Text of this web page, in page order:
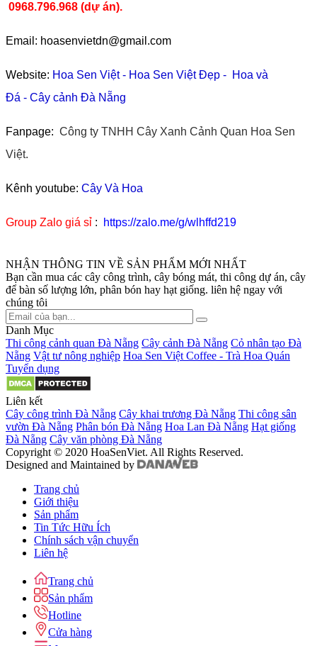
0968.796.968 (dự án).
Email: hoasenvietdn@gmail.com
Website: Hoa Sen Việt- Hoa Sen Việt Đẹp - Hoa và
Đá - Cây cảnh Đà Nẵng
Fanpage: Công ty TNHH Cây Xanh Cảnh Quan Hoa Sen
Việt.
Kênh youtube: Cây Và Hoa
Group Zalo giá sỉ : https://zalo.me/g/wlhffd219
NHẬN THÔNG TIN VỀ SẢN PHẨM MỚI NHẤT
Bạn cần mua các cây công trình, cây bóng mát, thi công dự án, cây
để bàn số lượng lớn, phân bón hay hạt giống. liên hệ ngay với
chúng tôi
Danh Mục
Thi công cảnh quan Đà Nẵng Cây cảnh Đà Nẵng Cỏ nhân tạo Đà
Nẵng Vật tư nông nghiệp Hoa Sen Việt Coffee - Trà Hoa Quán
Tuyển dụng
Liên kết
Cây công trình Đà Nẵng Cây khai trương Đà Nẵng Thi công sân
vườn Đà Nẵng Phân bón Đà Nẵng Hoa Lan Đà Nẵng Hạt giống
Đà Nẵng Cây văn phòng Đà Nẵng
Copyright © 2020 HoaSenViet. All Rights Reserved.
Designed and Maintained by
Trang chủ
Giới thiệu
Sản phẩm
Tin Tức Hữu Ích
Chính sách vận chuyển
Liên hệ
Trang chủ
Sản phẩm
Hotline
Cửa hàng